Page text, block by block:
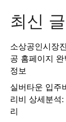
최신 글
소상공인시장
공 홈페이지
정보
실버타운 입주
리비 상세분석
리